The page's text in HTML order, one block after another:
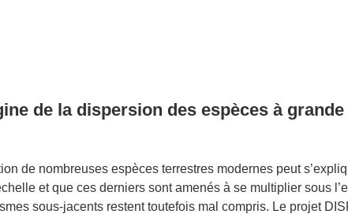
de la dispersion des espèces à grande
de nombreuses espèces terrestres modernes peut
et que ces derniers sont amenés à se multiplier sous
sous-jacents restent toutefois mal compris. Le projet